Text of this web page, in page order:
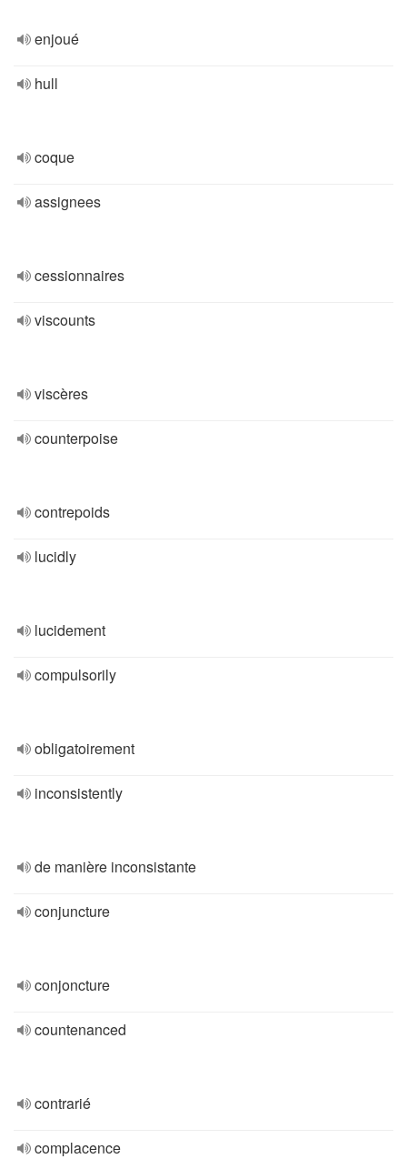
enjoué
hull
coque
assignees
cessionnaires
viscounts
viscères
counterpoise
contrepoids
lucidly
lucidement
compulsorily
obligatoirement
inconsistently
de manière inconsistante
conjuncture
conjoncture
countenanced
contrarié
complacence